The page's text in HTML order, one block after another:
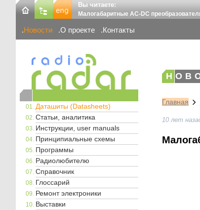
Вы читаете:
Малогабаритные AC-DC
Новости О проекте Контакты
Даташиты (Datasheets)
Статьи, аналитика
Инструкции, user manuals
Принципиальные схемы
Программы
Радиолюбителю
Справочник
Глоссарий
Ремонт электроники
Выставки
Главная
10 лет